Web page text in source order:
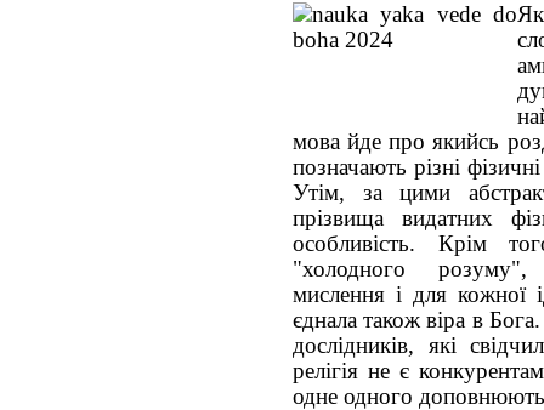
мова йде про якийсь
позначають різні
Утім, за цими
прізвища видатних
особливість. Крім
"холодного розуму",
мислення і для кожної
єднала також віра в
дослідників, які
релігія не є
одне одного